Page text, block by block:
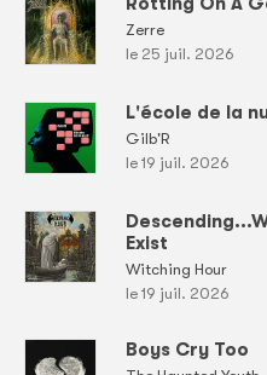
Zerre
le 25 juil. 2026
L'école de la
Gilb'R
le 19 juil. 2026
Exist
Witching Hour
le 19 juil. 2026
Boys Cry Too